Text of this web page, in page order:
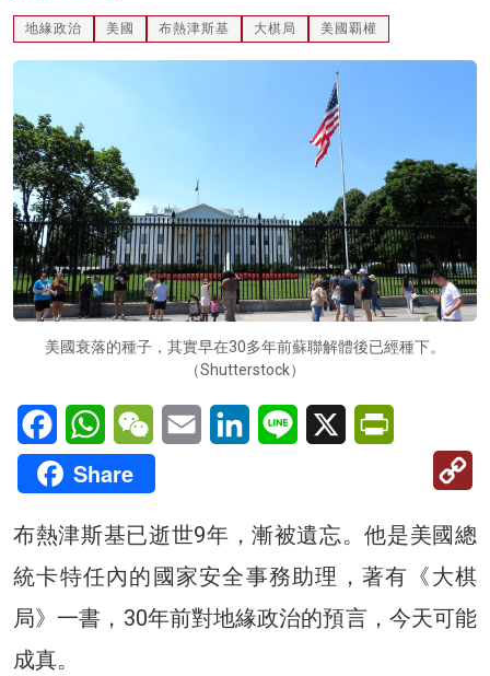
地緣政治 美國 布熱津斯基 大棋局 美國覇權
美國衰落的種子，其實早在30多年前蘇聯解體後已經種下。
（Shutterstock）
FacebookWhatsAppWeChatEmail LinkedInLine X
Share
布熱津斯基已逝世9年，漸被遺忘。他是美國總
統卡特任內的國家安全事務助理，著有《大棋
局》一書，30年前對地緣政治的預言，今天可能
成真。